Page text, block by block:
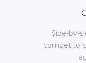
Side-by-